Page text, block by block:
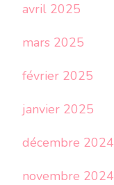
avril 2025
mars 2025
février 2025
janvier 2025
décembre 2024
novembre 2024